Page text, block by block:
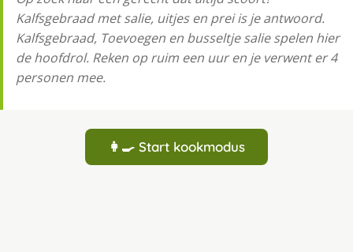
Kalfsgebraad met salie, uitjes en prei is je antwoord.
Kalfsgebraad, Toevoegen en busseltje salie spelen hier
de hoofdrol. Reken op ruim een uur en je verwent er 4
personen mee.
👩‍🍳 Start kookmodus